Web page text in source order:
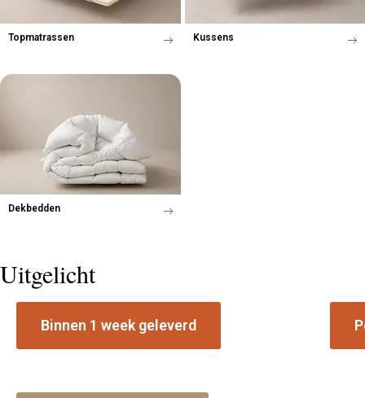
Topmatrassen Kussens
Dekbedden
Uitgelicht
Binnen 1 week geleverd